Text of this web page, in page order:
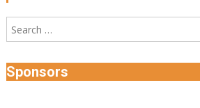
Sponsors